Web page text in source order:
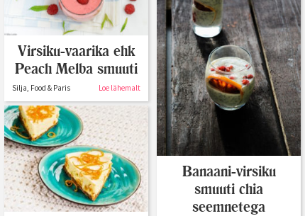
Virsiku-vaarika ehk
Peach Melba smuuti
Silja, Food & Paris Loe lähemalt
Banaani-virsiku
smuuti chia
seemnetega